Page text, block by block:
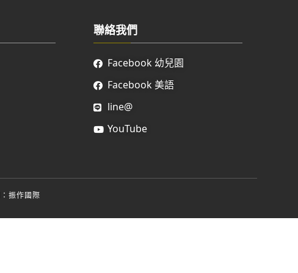
聯絡我們
Facebook 幼兒園
Facebook 美語
line@
YouTube
：振作國際